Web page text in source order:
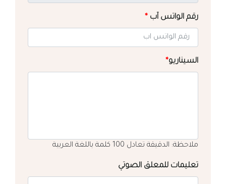
رقم الواتس آب *
السيناريو*
ملاحظة: الدقيقة تعادل 100 كلمة باللغة العربية
تعليمات للمعلق الصوتي